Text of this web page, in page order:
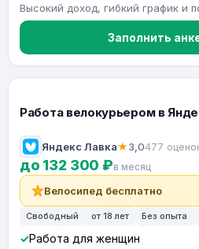
Высокий доход, гибкий график и
Заполнить
Работа велокурьером в
Яндекс Лавка★3,0477
до 132 300 ₽в месяц
Велосипед бесплатно
Свободный от 18 лет Без опыта
Работа для женщин